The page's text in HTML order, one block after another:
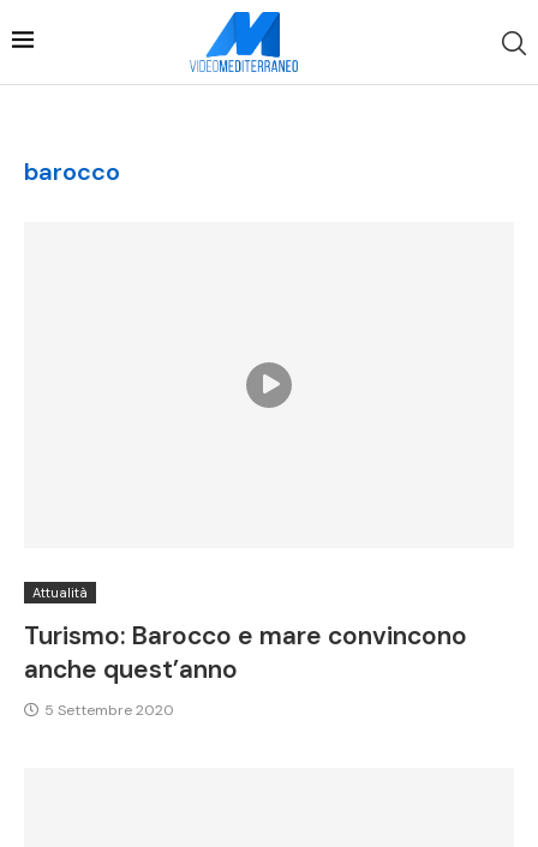
barocco
Attualità
Turismo: Barocco e mare convincono
anche quest’anno
5 Settembre 2020